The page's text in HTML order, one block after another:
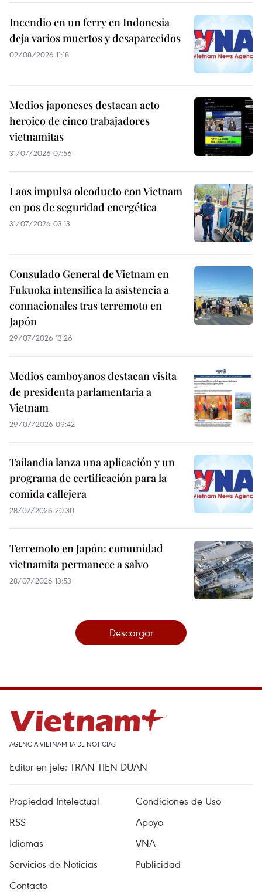
Incendio en un ferry en Indonesia
deja varios muertos y desaparecidos
02/08/2026 11:18
Medios japoneses destacan acto
heroico de cinco trabajadores
vietnamitas
31/07/2026 07:56
Laos impulsa oleoducto con Vietnam
en pos de seguridad energética
31/07/2026 03:13
Consulado General de Vietnam en
Fukuoka intensifica la asistencia a
connacionales tras terremoto en
Japón
29/07/2026 13:26
Medios camboyanos destacan visita
de presidenta parlamentaria a
Vietnam
29/07/2026 09:42
Tailandia lanza una aplicación y un
programa de certificación para la
comida callejera
28/07/2026 20:30
Terremoto en Japón: comunidad
vietnamita permanece a salvo
28/07/2026 13:53
Descargar
AGENCIA VIETNAMITA DE NOTICIAS
Editor en jefe: TRAN TIEN DUAN
Propiedad Intelectual
Condiciones de Uso
RSS
Apoyo
Idiomas
VNA
Servicios de Noticias
Publicidad
Contacto